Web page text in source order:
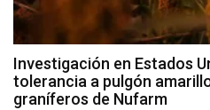
Investigación en Estados
tolerancia a pulgón
graníferos de Nufarm